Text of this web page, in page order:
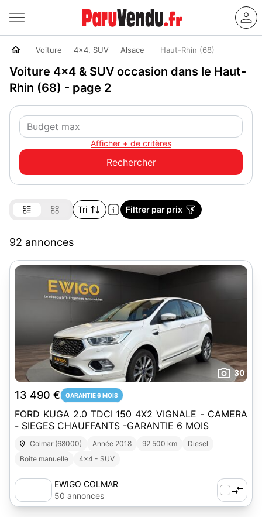
Voiture 4x4, SUV Alsace Haut-Rhin (68)
Voiture 4x4 & SUV occasion dans le Haut-
Rhin (68) - page 2
Afficher + de critères
Tri Filtrer par prix
92 annonces
30
13 490 € GARANTIE 6 MOIS
FORD KUGA 2.0 TDCI 150 4X2 VIGNALE - CAMERA
- SIEGES CHAUFFANTS -GARANTIE 6 MOIS
Colmar (68000) Année 2018 92 500 km
Diesel
Boîte manuelle
4x4 - SUV
EWIGO COLMAR
50 annonces